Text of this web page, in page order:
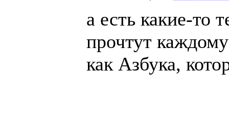
а есть какие-то
прочтут
как Азбука,